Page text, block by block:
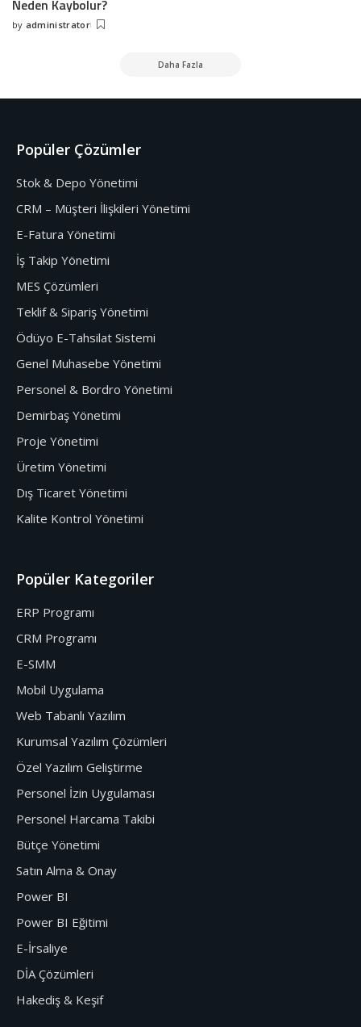
Neden Kaybolur?
by administrator
Daha Fazla
Popüler Çözümler
Stok & Depo Yönetimi
CRM – Müşteri İlişkileri Yönetimi
E-Fatura Yönetimi
İş Takip Yönetimi
MES Çözümleri
Teklif & Sipariş Yönetimi
Ödüyo E-Tahsilat Sistemi
Genel Muhasebe Yönetimi
Personel & Bordro Yönetimi
Demirbaş Yönetimi
Proje Yönetimi
Üretim Yönetimi
Dış Ticaret Yönetimi
Kalite Kontrol Yönetimi
Popüler Kategoriler
ERP Programı
CRM Programı
E-SMM
Mobil Uygulama
Web Tabanlı Yazılım
Kurumsal Yazılım Çözümleri
Özel Yazılım Geliştirme
Personel İzin Uygulaması
Personel Harcama Takibi
Bütçe Yönetimi
Satın Alma & Onay
Power BI
Power BI Eğitimi
E-İrsaliye
DİA Çözümleri
Hakediş & Keşif